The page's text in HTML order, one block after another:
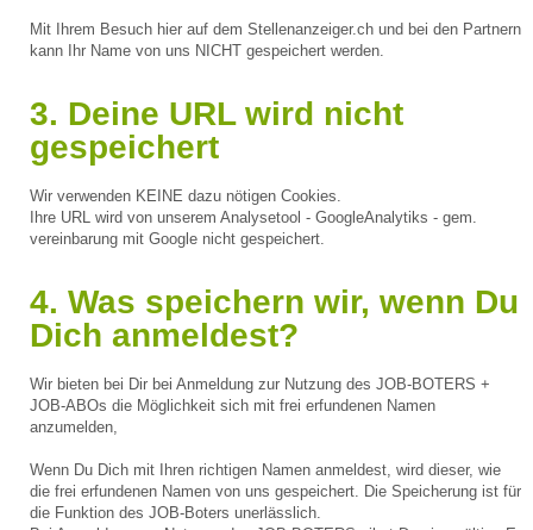
Mit Ihrem Besuch hier auf dem Stellenanzeiger.ch und bei den Partnern
kann Ihr Name von uns NICHT gespeichert werden.
3. Deine URL wird nicht
gespeichert
Wir verwenden KEINE dazu nötigen Cookies.
Ihre URL wird von unserem Analysetool - GoogleAnalytiks - gem.
vereinbarung mit Google nicht gespeichert.
4. Was speichern wir, wenn Du
Dich anmeldest?
Wir bieten bei Dir bei Anmeldung zur Nutzung des JOB-BOTERS +
JOB-ABOs die Möglichkeit sich mit frei erfundenen Namen
anzumelden,
Wenn Du Dich mit Ihren richtigen Namen anmeldest, wird dieser, wie
die frei erfundenen Namen von uns gespeichert. Die Speicherung ist für
die Funktion des JOB-Boters unerlässlich.